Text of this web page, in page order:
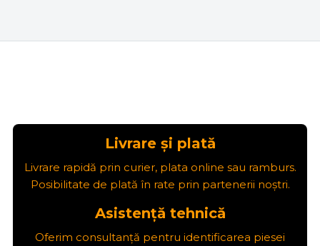
Livrare și plată
Livrare rapidă prin curier, plata online sau ramburs.
Posibilitate de plată în rate prin partenerii noștri.
Asistență tehnică
Oferim consultanță pentru identificarea piesei